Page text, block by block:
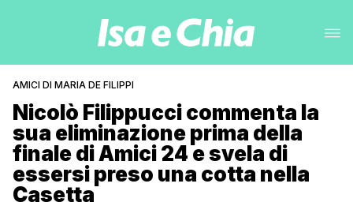
AMICI DI MARIA DE FILIPPI
Nicolò Filippucci commenta la
sua eliminazione prima della
finale di Amici 24 e svela di
essersi preso una cotta nella
Casetta